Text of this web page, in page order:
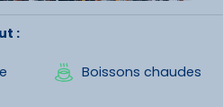
:
Boissons chaudes